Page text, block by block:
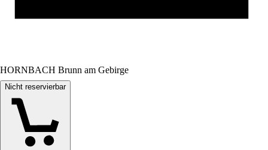
HORNBACH Brunn am Gebirge
Nicht reservierbar